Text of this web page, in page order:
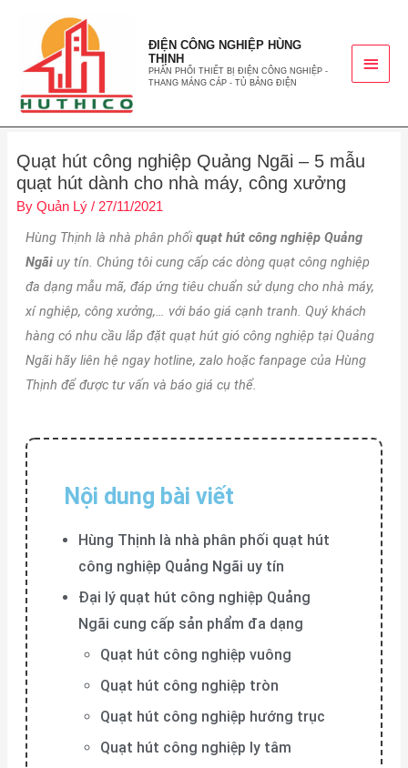
ĐIỆN CÔNG NGHIỆP HÙNG
THỊNH
PHÂN PHỐI THIẾT BỊ ĐIỆN CÔNG NGHIỆP -
THANG MÁNG CÁP - TỦ BẢNG ĐIỆN
Quạt hút công nghiệp Quảng Ngãi – 5 mẫu
quạt hút dành cho nhà máy, công xưởng
By Quản Lý / 27/11/2021
Hùng Thịnh là nhà phân phốiquạt hút công nghiệp Quảng
Ngãiuy tín. Chúng tôi cung cấp các dòng quạt công nghiệp
đa dạng mẫu mã, đáp ứng tiêu chuẩn sử dụng cho nhà máy,
xí nghiệp, công xưởng,… với báo giá cạnh tranh. Quý khách
hàng có nhu cầu lắp đặt quạt hút gió công nghiệp tại Quảng
Ngãi hãy liên hệ ngay hotline, zalo hoặc fanpage của Hùng
Thịnh để được tư vấn và báo giá cụ thể.
Nội dung bài viết
Hùng Thịnh là nhà phân phối quạt hút
công nghiệp Quảng Ngãi uy tín
Đại lý quạt hút công nghiệp Quảng
Ngãi cung cấp sản phẩm đa dạng
Quạt hút công nghiệp vuông
Quạt hút công nghiệp tròn
Quạt hút công nghiệp hướng trục
Quạt hút công nghiệp ly tâm